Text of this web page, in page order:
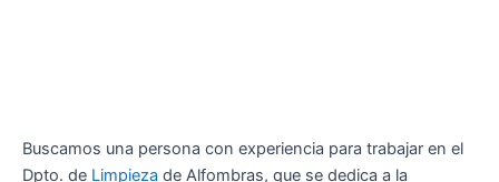
Buscamos una persona con experiencia para trabajar en el
Dpto. de Limpieza de Alfombras, que se dedica a la